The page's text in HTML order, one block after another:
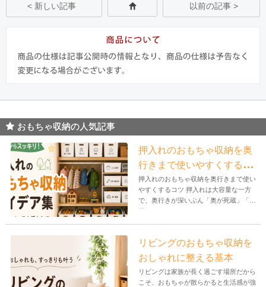
< 新しい記事 以前の記事 >
おもちゃ収納の人気記事
押入れのおもちゃ収納を奥
行きまで使いやすくするコ
ツ
押入れのおもちゃ収納を奥行きまで使い
やすくするコツ 押入れは大容量な一方
で、奥行きが深いぶん「奥が死蔵」「手
前だ...
リビングのおもちゃ収納を
おしゃれに整える基本
リビングは家族が長く過ごす場所だから
こそ、おもちゃが散らかると生活感が強